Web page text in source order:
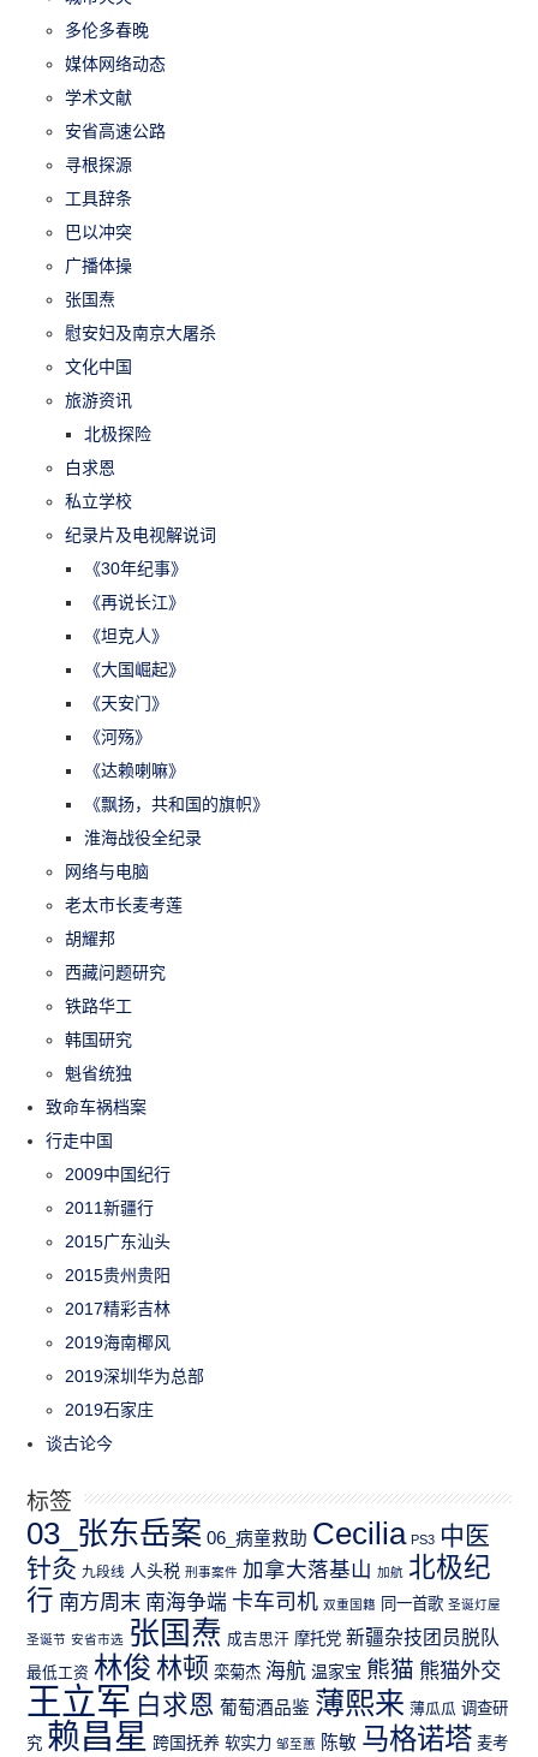
多伦多春晚
媒体网络动态
学术文献
安省高速公路
寻根探源
工具辞条
巴以冲突
广播体操
张国焘
慰安妇及南京大屠杀
文化中国
旅游资讯
北极探险
白求恩
私立学校
纪录片及电视解说词
《30年纪事》
《再说长江》
《坦克人》
《大国崛起》
《天安门》
《河殇》
《达赖喇嘛》
《飘扬，共和国的旗帜》
淮海战役全纪录
网络与电脑
老太市长麦考莲
胡耀邦
西藏问题研究
铁路华工
韩国研究
魁省统独
致命车祸档案
行走中国
2009中国纪行
2011新疆行
2015广东汕头
2015贵州贵阳
2017精彩吉林
2019海南椰风
2019深圳华为总部
2019石家庄
谈古论今
标签
03_张东岳案 06_病童救助 Cecilia PS3 中医
针灸 九段线 人头税 刑事案件 加拿大落基山 加航 北极纪
行 南方周末 南海争端 卡车司机 双重国籍 同一首歌 圣诞灯屋
圣诞节 安省市选 张国焘 成吉思汗 摩托党 新疆杂技团员脱队
最低工资 林俊 林顿 栾菊杰 海航 温家宝 熊猫 熊猫外交
王立军 白求恩 葡萄酒品鉴 薄熙来 薄瓜瓜 调查研
究 赖昌星 跨国抚养 软实力 邹至蕙 陈敏 马格诺塔 麦考